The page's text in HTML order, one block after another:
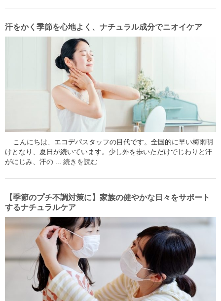
汗をかく季節を心地よく、ナチュラル成分でニオイケア
こんにちは、エコデパスタッフの目代です。全国的に早い梅雨明
けとなり、夏日が続いています。少し外を歩いただけでじわりと汗
がにじみ、汗の … 続きを読む
【季節のプチ不調対策に】家族の健やかな日々をサポート
するナチュラルケア